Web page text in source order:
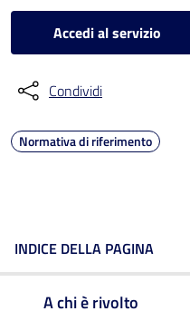
Accedi al servizio
Condividi
Normativa di riferimento
INDICE DELLA PAGINA
A chi è rivolto